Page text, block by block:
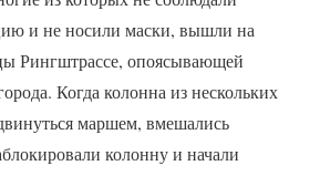
и не носили маски, вышли на
Рингштрассе, опоясывающей
Когда колонна из нескольких
маршем, вмешались
колонну и начали